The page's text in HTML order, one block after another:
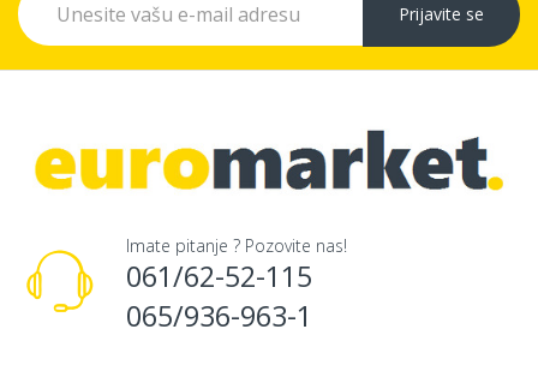
Prijavite se
Imate pitanje ? Pozovite nas!
061/62-52-115
065/936-963-1